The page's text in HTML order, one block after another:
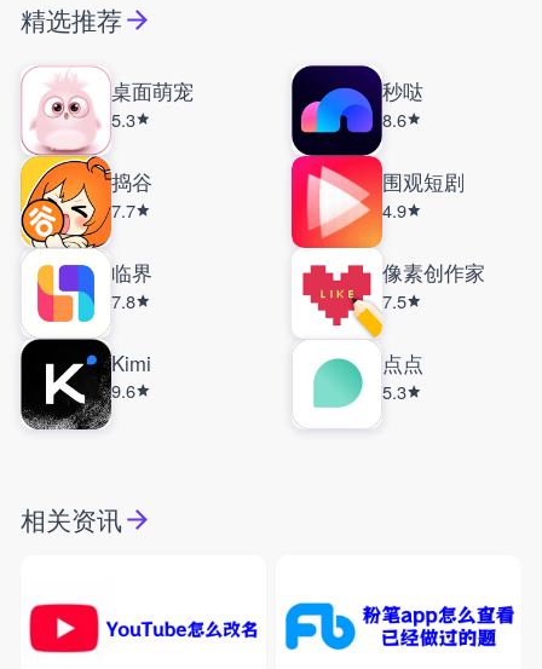
精选推荐
桌面萌宠
5.3
秒哒
8.6
捣谷
7.7
围观短剧
4.9
临界
7.8
像素创作家
7.5
Kimi
9.6
点点
5.3
相关资讯